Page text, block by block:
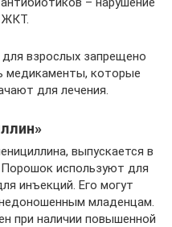
взрослых запрещено
медикаменты, которые
для лечения.
выпускается в
используют для
инъекций. Его могут
младенцам.
при наличии повышенной